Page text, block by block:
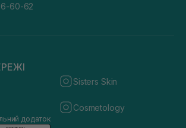
60-62
Sisters Skin
Cosmetology
додаток